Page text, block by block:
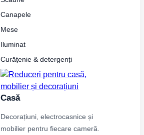
Canapele
Mese
Iluminat
Curățenie & detergenți
Casă
Decorațiuni, electrocasnice și
mobilier pentru fiecare cameră.